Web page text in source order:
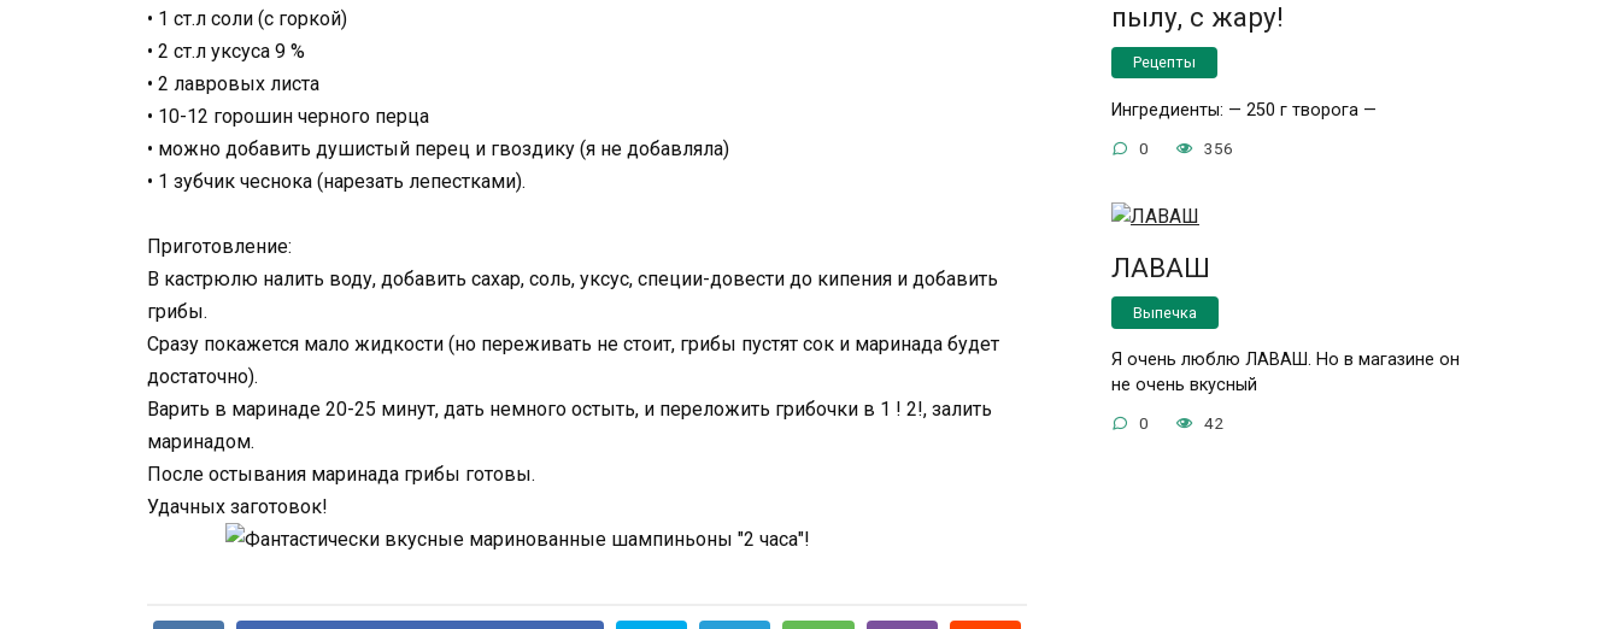
• 1 ст.л соли (с горкой)
• 2 ст.л уксуса 9 %
• 2 лавровых листа
• 10-12 горошин черного перца
• можно добавить душистый перец и гвоздику (я не добавляла)
• 1 зубчик чеснока (нарезать лепестками).
Приготовление:
В кастрюлю налить воду, добавить сахар, соль, уксус, специи-довести до кипения и добавить
грибы.
Сразу покажется мало жидкости (но переживать не стоит, грибы пустят сок и маринада будет
достаточно).
Варить в маринаде 20-25 минут, дать немного остыть, и переложить грибочки в 1 ! 2!, залить
маринадом.
После остывания маринада грибы готовы.
Удачных заготовок!
пылу, с жару!
Рецепты
Ингредиенты: — 250 г творога —
0 356
ЛАВАШ
Выпечка
Я очень люблю ЛАВАШ. Но в магазине он
не очень вкусный
0 42